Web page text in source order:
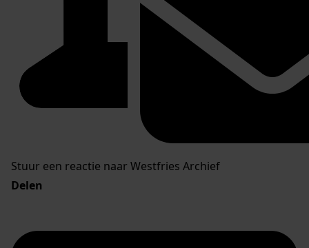
Stuur een reactie naar Westfries Archief
Delen